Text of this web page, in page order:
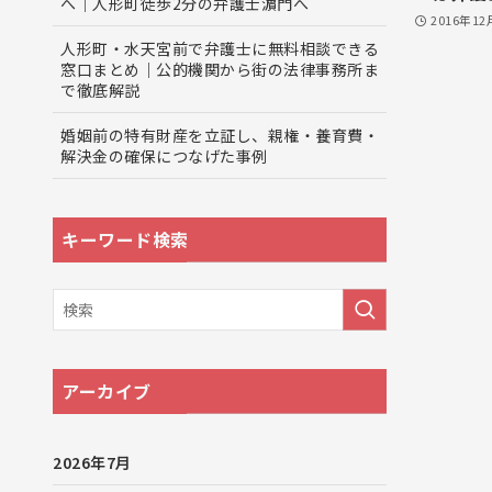
2016年12
人形町・水天宮前で弁護士に無料相談できる
窓口まとめ｜公的機関から街の法律事務所ま
で徹底解説
婚姻前の特有財産を立証し、親権・養育費・
解決金の確保につなげた事例
キーワード検索
アーカイブ
2026年7月